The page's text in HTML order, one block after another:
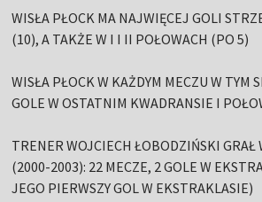
WISŁA PŁOCK MA NAJWIĘCEJ GOLI
(10), A TAKŻE W I I II POŁOWACH (PO 5)
WISŁA PŁOCK W KAŻDYM MECZU W TYM
GOLE W OSTATNIM KWADRANSIE I
TRENER WOJCIECH ŁOBODZIŃSKI GRAŁ
(2000-2003): 22 MECZE, 2 GOLE W
JEGO PIERWSZY GOL W EKSTRAKLASIE)